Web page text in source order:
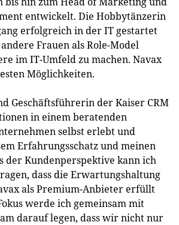
entwickelt. Die Hobbytänzerin
erfolgreich in der IT gestartet
Frauen als Role-Model
im IT-Umfeld zu machen. Navax
Möglichkeiten.
Geschäftsführerin der Kaiser CRM
in einem beratenden
selbst erlebt und
Erfahrungsschatz und meinen
der Kundenperspektive kann ich
dass die Erwartungshaltung
als Premium-Anbieter erfüllt
werde ich gemeinsam mit
darauf legen, dass wir nicht nur